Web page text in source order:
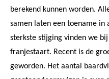
berekend kunnen worden.
samen laten een toename in
sterkste stijging vinden we
franjestaart. Recent is de
geworden. Het aantal